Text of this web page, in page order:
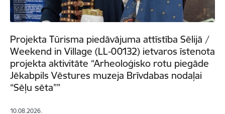
Projekta Tūrisma piedāvājuma attīstība Sēlijā /
Weekend in Village (LL-00132) ietvaros īstenota
projekta aktivitāte “Arheoloģisko rotu piegāde
Jēkabpils Vēstures muzeja Brīvdabas nodaļai
“Sēļu sēta””
10.08.2026.